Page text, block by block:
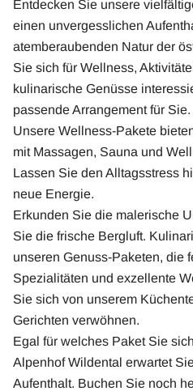
Entdecken Sie unsere
einen unvergesslichen
atemberaubenden Natur der
Sie sich für Wellness,
kulinarische Genüsse
passende Arrangement für Sie.
Unsere Wellness-Pakete
mit Massagen, Sauna und
Lassen Sie den Alltagsstress
neue Energie.
Erkunden Sie die malerische
Sie die frische Bergluft.
unseren Genuss-Paketen, die
Spezialitäten und exzellente
Sie sich von unserem
Gerichten verwöhnen.
Egal für welches Paket Sie
Alpenhof Wildental erwartet
Aufenthalt. Buchen Sie noch